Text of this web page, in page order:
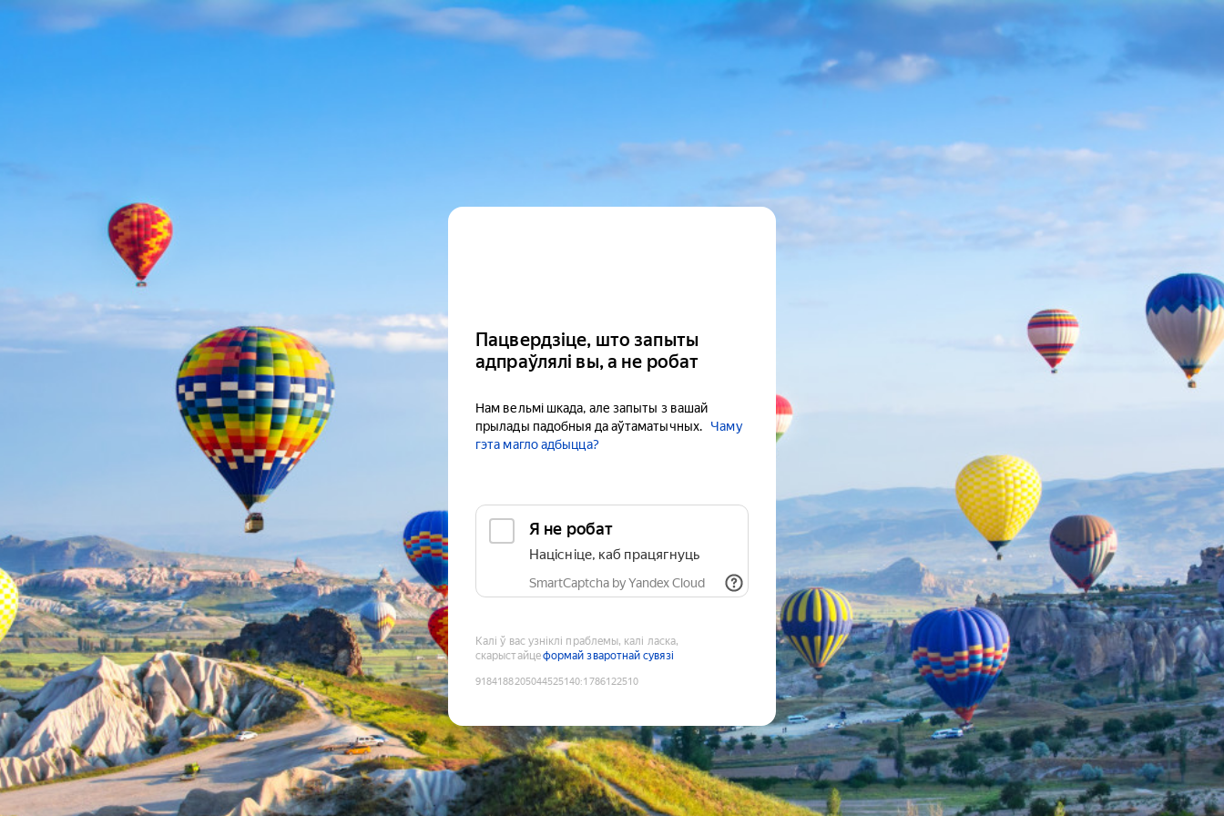
Пацвердзіце, што запыты
адпраўлялі вы, а не робат
Нам вельмі шкада, але запыты з вашай
прылады падобныя да аўтаматычных.
Чаму
гэта магло адбыцца?
Я не робат
Націсніце, каб працягнуць
SmartCaptcha by Yandex Cloud
Калі ў вас узніклі праблемы, калі ласка,
скарыстайцеформай зваротнай сувязі
9184188205044525140:1786122510